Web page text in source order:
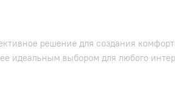
решение для создания
идеальным выбором для любого